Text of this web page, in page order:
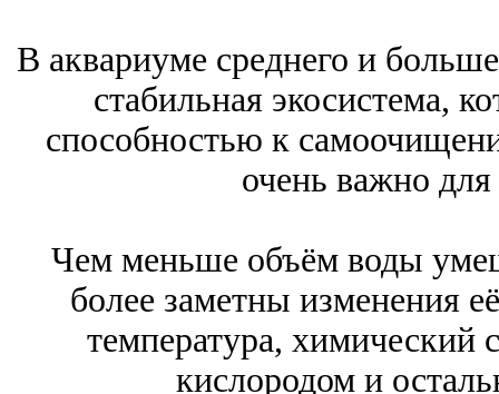
В аквариуме среднего и
стабильная экосистема,
способностью к
очень важно
Чем меньше объём воды
более заметны изменения
температура, химический
кислородом и